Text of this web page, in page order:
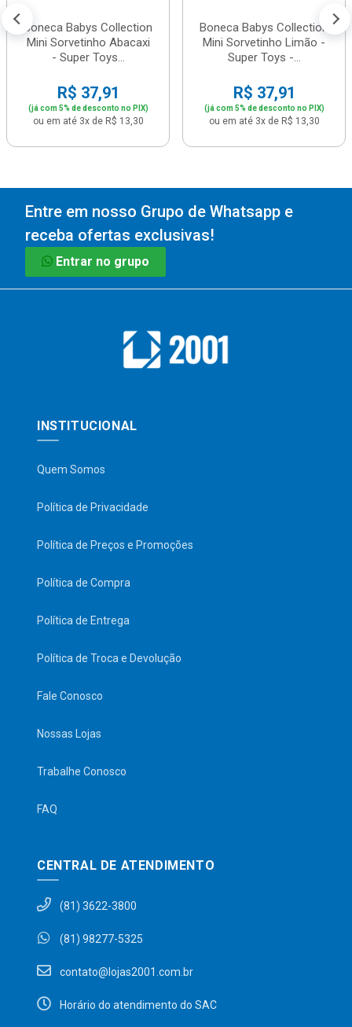
Boneca Babys Collection
Mini Sorvetinho Abacaxi
- Super Toys...
R$ 37,91
(já com 5% de desconto no PIX)
ou em até 3x de R$ 13,30
Boneca Babys Collection
Mini Sorvetinho Limão -
Super Toys -...
R$ 37,91
(já com 5% de desconto no PIX)
ou em até 3x de R$ 13,30
Entre em nosso Grupo de Whatsapp e
receba ofertas exclusivas!
Entrar no grupo
INSTITUCIONAL
Quem Somos
Política de Privacidade
Política de Preços e Promoções
Política de Compra
Política de Entrega
Política de Troca e Devolução
Fale Conosco
Nossas Lojas
Trabalhe Conosco
FAQ
CENTRAL DE ATENDIMENTO
(81) 3622-3800
(81) 98277-5325
contato@lojas2001.com.br
Horário do atendimento do SAC